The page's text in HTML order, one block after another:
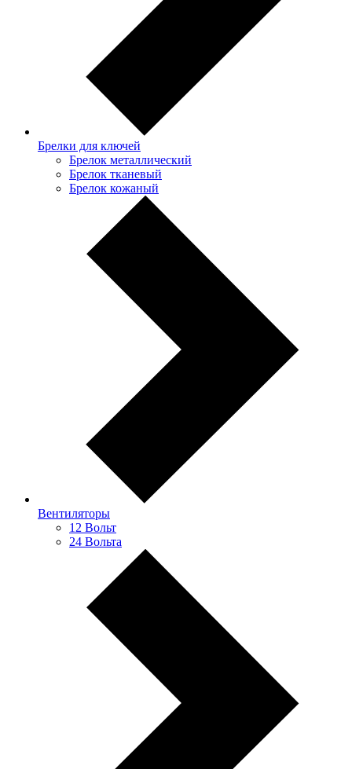
Брелки для ключей
Брелок металлический
Брелок тканевый
Брелок кожаный
Вентиляторы
12 Вольт
24 Вольта